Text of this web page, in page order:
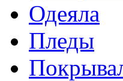
Одеяла
Пледы